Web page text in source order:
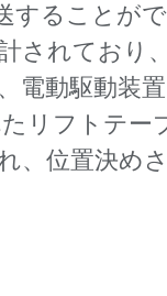
することが
されており
動駆動装
リフトテ
、位置決めさ